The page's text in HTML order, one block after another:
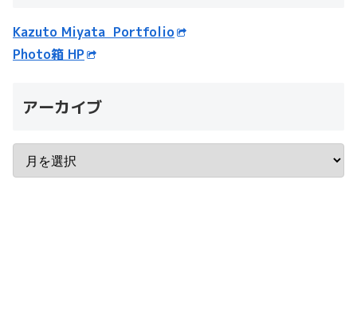
Kazuto Miyata Portfolio
Photo箱 HP
アーカイブ